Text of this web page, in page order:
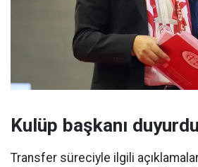
Kulüp başkanı duyurdu
Transfer süreciyle ilgili